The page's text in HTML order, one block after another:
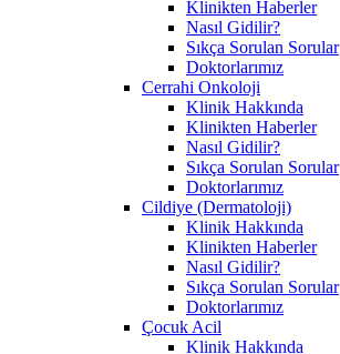
Klinikten Haberler
Nasıl Gidilir?
Sıkça Sorulan Sorular
Doktorlarımız
Cerrahi Onkoloji
Klinik Hakkında
Klinikten Haberler
Nasıl Gidilir?
Sıkça Sorulan Sorular
Doktorlarımız
Cildiye (Dermatoloji)
Klinik Hakkında
Klinikten Haberler
Nasıl Gidilir?
Sıkça Sorulan Sorular
Doktorlarımız
Çocuk Acil
Klinik Hakkında